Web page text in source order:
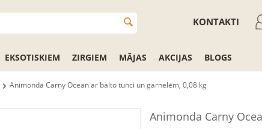
KONTAKTI
EKSOTISKIEM ZIRGIEM MĀJAS AKCIJAS BLOGS
Animonda Carny Ocean ar balto tunci un garnelēm, 0,08 kg
Animonda Carny